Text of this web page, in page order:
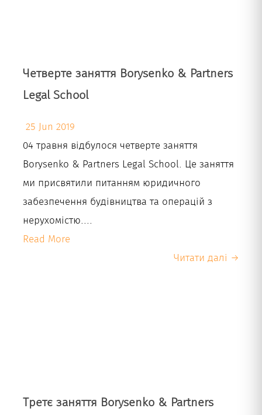
Четверте заняття Borysenko & Partners
Legal School
25 Jun 2019
04 травня відбулося четверте заняття
Borysenko & Partners Legal School. Це заняття
ми присвятили питанням юридичного
забезпечення будівництва та операцій з
нерухомістю....
Read More
Читати далі →
Третє заняття Borysenko & Partners